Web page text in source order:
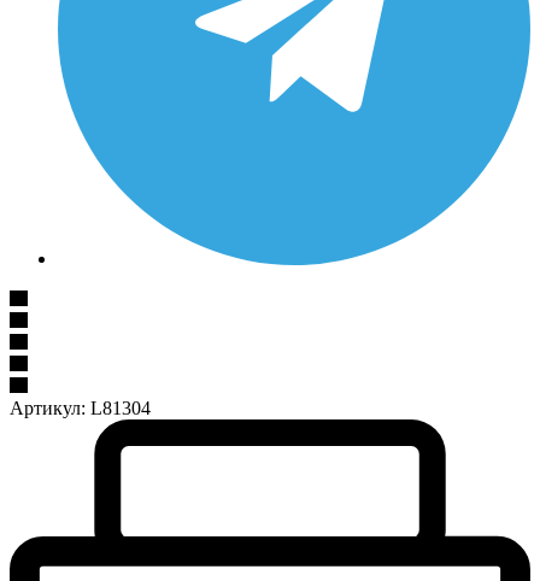
Артикул: L81304